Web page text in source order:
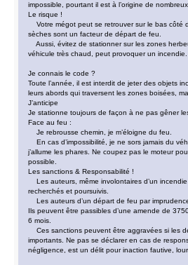
impossible, pourtant il est à l’origine de
Le risque !
Votre mégot peut se retrouver sur le bas côté
sèches sont un facteur de départ de feu.
Aussi, évitez de stationner sur les zones
véhicule très chaud, peut provoquer un incendie.
Je connais le code ?
Toute l’année, il est interdit de jeter des objets
leurs abords qui traversent les zones boisées,
J’anticipe
Je stationne toujours de façon à ne pas gêner
Face au feu :
Je rebrousse chemin, je m’éloigne du feu.
En cas d’impossibilité, je ne sors jamais du
j’allume les phares. Ne coupez pas le moteur
possible.
Les sanctions & Responsabilité !
Les auteurs, même involontaires d’un
recherchés et poursuivis.
Les auteurs d’un départ de feu par
Ils peuvent être passibles d’une amende de
6 mois.
Ces sanctions peuvent être aggravées si les
importants. Ne pas se déclarer en cas de
négligence, est un délit pour inaction fautive,